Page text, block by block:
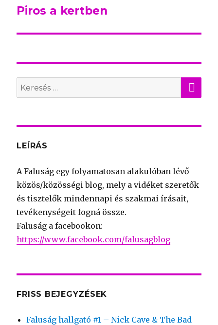
Következő
Piros a kertben
Search
for:
LEÍRÁS
A Faluság egy folyamatosan alakulóban lévő
közös/közösségi blog, mely a vidéket szeretők
és tisztelők mindennapi és szakmai írásait,
tevékenységeit fogná össze.
Faluság a facebookon:
https://www.facebook.com/falusagblog
FRISS BEJEGYZÉSEK
Faluság hallgató #1 – Nick Cave & The Bad